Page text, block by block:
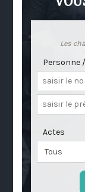
Les
Personne
Actes